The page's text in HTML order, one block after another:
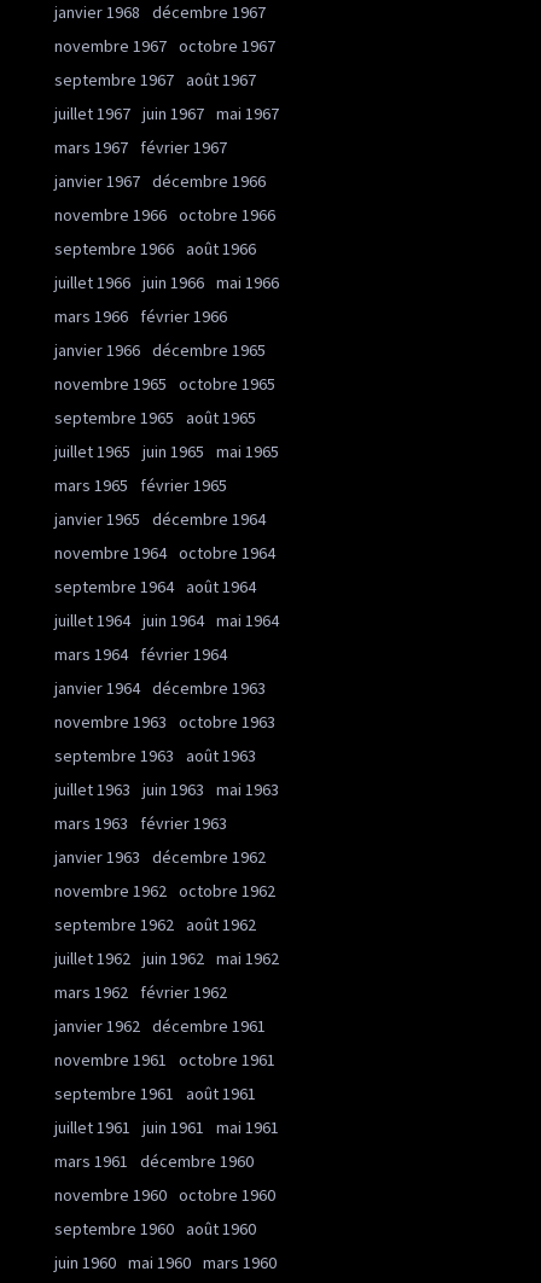
janvier 1968
décembre 1967
novembre 1967 octobre 1967
septembre 1967 août 1967
juillet 1967 juin 1967 mai 1967
mars 1967
février 1967
janvier 1967 décembre 1966
novembre 1966 octobre 1966
septembre 1966 août 1966
juillet 1966 juin 1966 mai 1966
mars 1966
février 1966
janvier 1966 décembre 1965
novembre 1965
octobre 1965
septembre 1965
août 1965
juillet 1965
juin 1965
mai 1965
mars 1965
février 1965
janvier 1965
décembre 1964
novembre 1964 octobre 1964
septembre 1964 août 1964
juillet 1964 juin 1964 mai 1964
mars 1964
février 1964
janvier 1964 décembre 1963
novembre 1963
octobre 1963
septembre 1963
août 1963
juillet 1963
juin 1963
mai 1963
mars 1963
février 1963
janvier 1963
décembre 1962
novembre 1962 octobre 1962
septembre 1962 août 1962
juillet 1962 juin 1962 mai 1962
mars 1962
février 1962
janvier 1962 décembre 1961
novembre 1961
octobre 1961
septembre 1961
août 1961
juillet 1961
juin 1961
mai 1961
mars 1961
décembre 1960
novembre 1960 octobre 1960
septembre 1960 août 1960
juin 1960 mai 1960 mars 1960